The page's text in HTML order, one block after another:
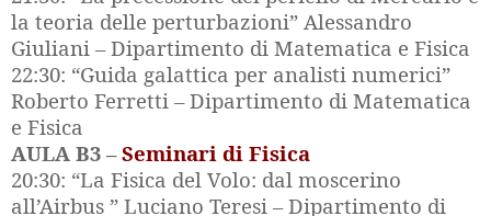
la teoria delle perturbazioni” Alessandro
Giuliani – Dipartimento di Matematica e Fisica
22:30: “Guida galattica per analisti numerici”
Roberto Ferretti – Dipartimento di Matematica
e Fisica
AULA B3 –Seminari di Fisica
20:30: “La Fisica del Volo: dal moscerino
all’Airbus ” Luciano Teresi – Dipartimento di